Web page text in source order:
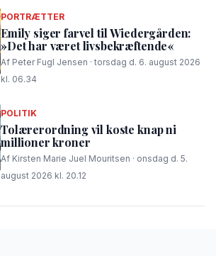
PORTRÆTTER
Emily siger farvel til Wiedergården:
»Det har været livsbekræftende«
Af Peter Fugl Jensen · torsdag d. 6. august 2026
kl. 06.34
POLITIK
Tolærerordning vil koste knap ni
millioner kroner
Af Kirsten Marie Juel Mouritsen · onsdag d. 5.
august 2026 kl. 20.12